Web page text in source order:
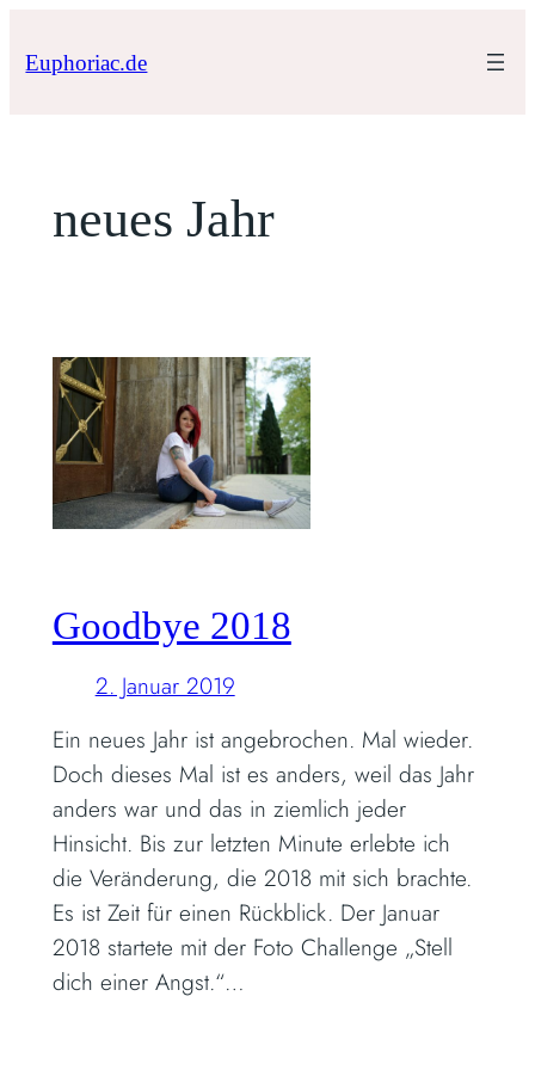
Inhalt
Euphoriac.de
neues Jahr
Goodbye 2018
2. Januar 2019
Ein neues Jahr ist angebrochen. Mal wieder.
Doch dieses Mal ist es anders, weil das Jahr
anders war und das in ziemlich jeder
Hinsicht. Bis zur letzten Minute erlebte ich
die Veränderung, die 2018 mit sich brachte.
Es ist Zeit für einen Rückblick. Der Januar
2018 startete mit der Foto Challenge „Stell
dich einer Angst.“…